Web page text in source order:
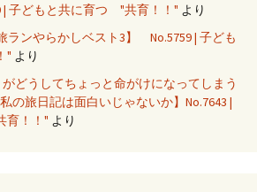
| 子どもと共に育つ "共育！！" より
旅ランやらかしベスト3】 No.5759 | 子ども
" より
がどうしてちょっと命がけになってしまう
私の旅日記は面白いじゃないか】No.7643 |
育！！" より